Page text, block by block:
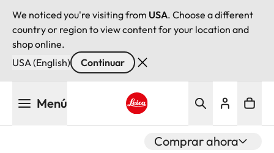
We noticed you're visiting from USA. Choose a different
country or region to view content for your location and
shop online.
USA (English)
Continuar
Menú
Comprar ahora